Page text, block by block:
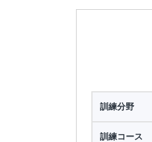
訓練分野
訓練コース